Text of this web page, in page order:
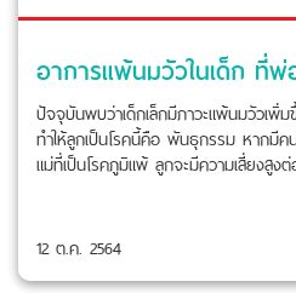
ปัจจุบันพบว่าเด็กเล็กมีภาวะแพ้นมวัวเพิ่
ทำให้ลูกเป็นโรคนี้คือ พันธุกรรม หากมี
แม่ที่เป็นโรคภูมิแพ้ ลูกจะมีความเสี่ยงสูง
12 ต.ค. 2564